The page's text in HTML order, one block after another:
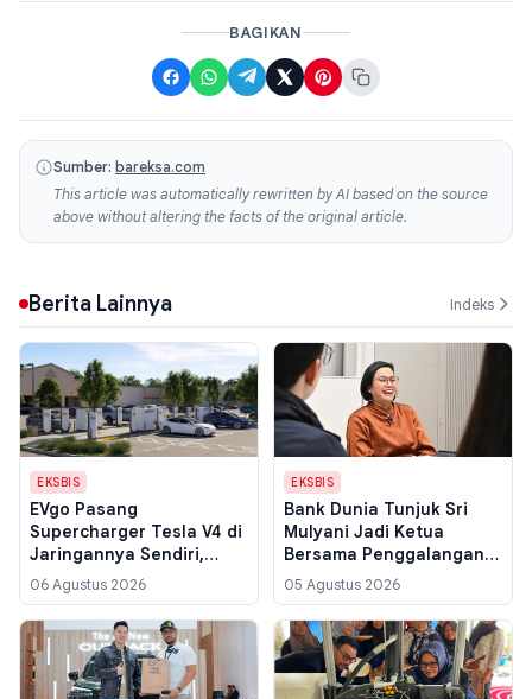
BAGIKAN
Sumber: bareksa.com
This article was automatically rewritten by AI based on the source
above without altering the facts of the original article.
Berita Lainnya Indeks
EKSBIS
EVgo Pasang
Supercharger Tesla V4 di
Jaringannya Sendiri,
Label Tetap EVgo
06 Agustus 2026
EKSBIS
Bank Dunia Tunjuk Sri
Mulyani Jadi Ketua
Bersama Penggalangan
Dana IDA22 untuk Negara
Miskin
05 Agustus 2026